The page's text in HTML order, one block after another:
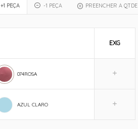
+1 PEÇA -1 PEÇA PREENCHER A QTDE
074ROSA
AZUL CLARO
EXG